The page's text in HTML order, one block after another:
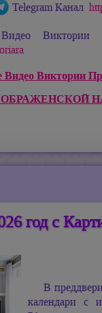
Telegram Канал
Виктории
Виктории
год с
В
календари с